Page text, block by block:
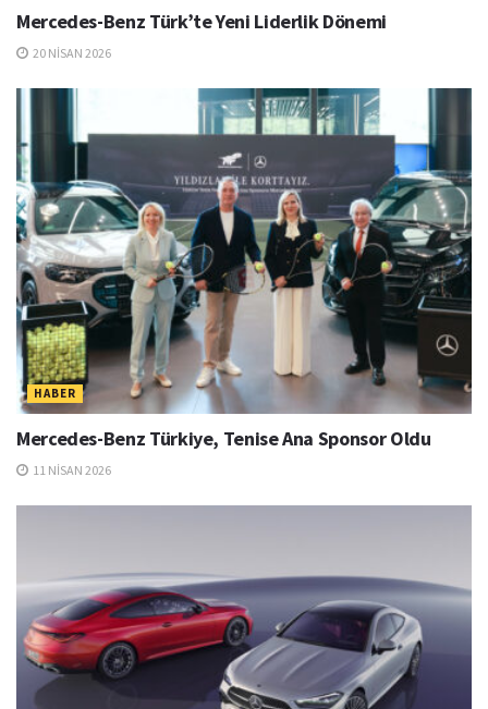
Mercedes-Benz Türk’te Yeni Liderlik Dönemi
20 NISAN 2026
HABER
Mercedes-Benz Türkiye, Tenise Ana Sponsor Oldu
11 NISAN 2026